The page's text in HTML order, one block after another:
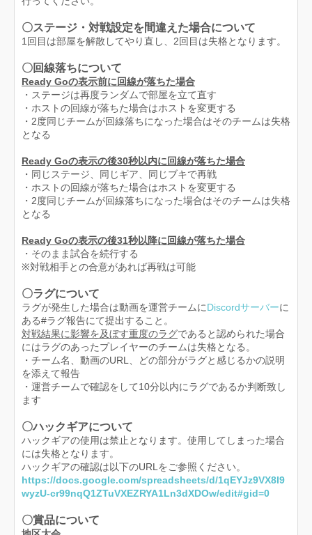
〇ステージ・対戦設定を間違えた場合について
1回目は部屋を解散してやり直し、2回目は失格となります。
〇回線落ちについて
Ready Goの表示前に回線が落ちた場合
・ステージは再度ランダムで部屋を立て直す
・ホストの回線が落ちた場合はホストを変更する
・2度同じチームが回線落ちになった場合はそのチームは失格
となる
Ready Goの表示の後30秒以内に回線が落ちた場合
・同じステージ、同じギア、同じブキで再戦
・ホストの回線が落ちた場合はホストを変更する
・2度同じチームが回線落ちになった場合はそのチームは失格
となる
Ready Goの表示の後31秒以降に回線が落ちた場合
・そのまま試合を続行する
※対戦相手との合意があれば再戦は可能
〇ラグについて
ラグが発生した場合は動画を運営チームにDiscordサーバーに
ある#ラグ報告にて提出すること。
対戦結果に影響を及ぼす重度のラグであると認められた場合
にはラグのあったプレイヤーのチームは失格となる。
・チーム名、動画のURL、どの部分がラグと感じるかの説明
を添えて報告
・運営チームで確認をして10分以内にラグであるか判断致し
ます
〇ハックギアについて
ハックギアの使用は禁止となります。使用してしまった場合
には失格となります。
ハックギアの確認は以下のURLをご参照ください。
https://docs.google.com/spreadsheets/d/1qEYJz9VX8I9
wyzU-cr99nqQ1ZTuVXEZRYA1Ln3dXDOw/edit#gid=0
〇賞品について